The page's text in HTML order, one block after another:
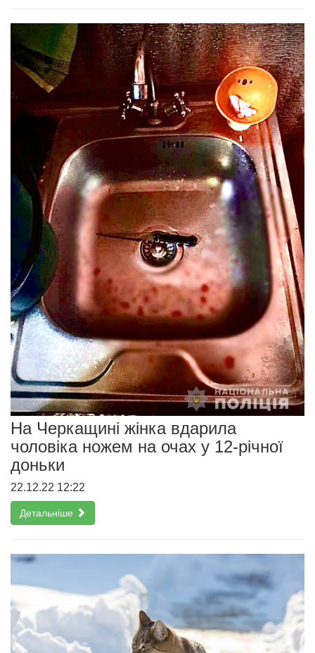
На Черкащині жінка вдарила
чоловіка ножем на очах у 12-річної
доньки
22.12.22 12:22
Детальніше